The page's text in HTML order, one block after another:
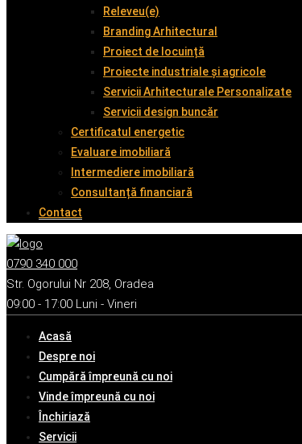
Releveu(e)
Branding Arhitectural
Proiect de locuință
Proiecte industriale și agricole
Servicii Arhitecturale Personalizate
Servicii design buncăr
Certificatul energetic
Evaluare imobiliară
Intermediere imobiliară
Consultanță financiară
Contact
0790 340 000
Str. Ogorului Nr 208, Oradea
09:00 - 17:00 Luni - Vineri
Acasă
Despre noi
Cumpără împreună cu noi
Vinde împreună cu noi
Închiriază
Servicii